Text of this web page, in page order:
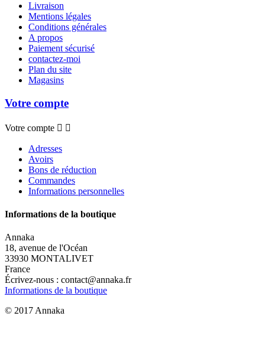
Livraison
Mentions légales
Conditions générales
A propos
Paiement sécurisé
contactez-moi
Plan du site
Magasins
Votre compte
Votre compte  
Adresses
Avoirs
Bons de réduction
Commandes
Informations personnelles
Informations de la boutique
Annaka
18, avenue de l'Océan
33930 MONTALIVET
France
Écrivez-nous : contact@annaka.fr
Informations de la boutique
© 2017 Annaka